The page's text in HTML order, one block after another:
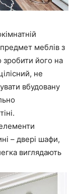
меблів з
зробити його на
не
вбудовану
– двері шафи,
виглядають